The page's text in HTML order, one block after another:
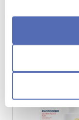
Productos
el 31 de agosto